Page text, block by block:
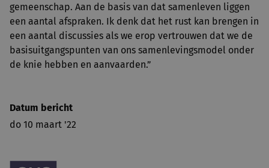
gemeenschap. Aan de basis van dat samenleven liggen
een aantal afspraken. Ik denk dat het rust kan brengen in
een aantal discussies als we erop vertrouwen dat we de
basisuitgangspunten van ons samenlevingsmodel onder
de knie hebben en aanvaarden.”
Datum bericht
do 10 maart '22